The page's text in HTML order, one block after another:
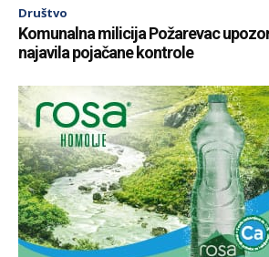
Društvo
Komunalna milicija Požarevac
najavila pojačane kontrole